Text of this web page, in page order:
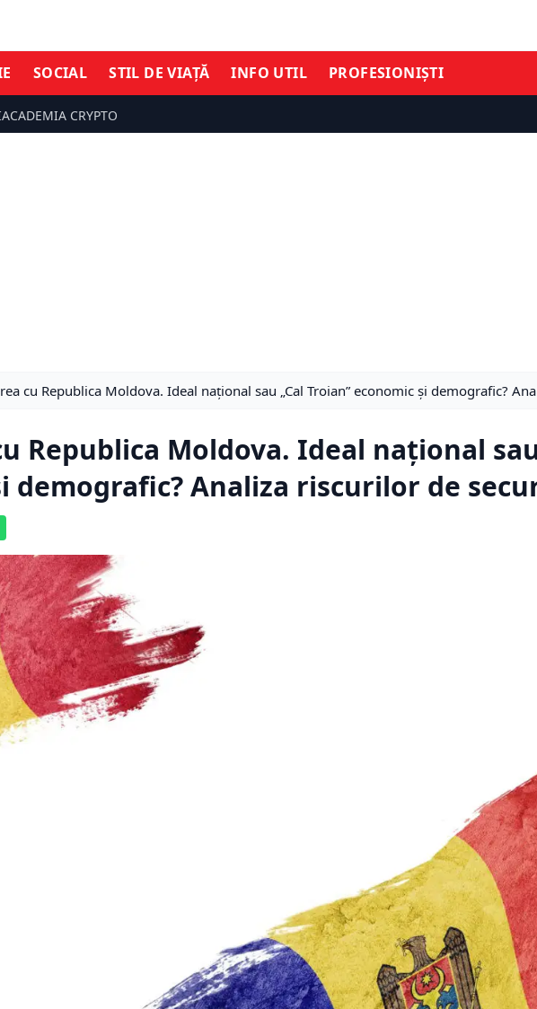
SOCIAL STIL DE VIAȚĂ INFO UTIL PROFESIONIȘTI
ACADEMIA CRYPTO
cu Republica Moldova. Ideal național sau „Cal Troian” economic și demografic?
Republica Moldova. Ideal național
demografic? Analiza riscurilor de